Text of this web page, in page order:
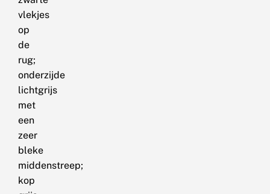
vlekjes
op
de
rug;
onderzijde
lichtgrijs
met
een
zeer
bleke
middenstreep;
kop